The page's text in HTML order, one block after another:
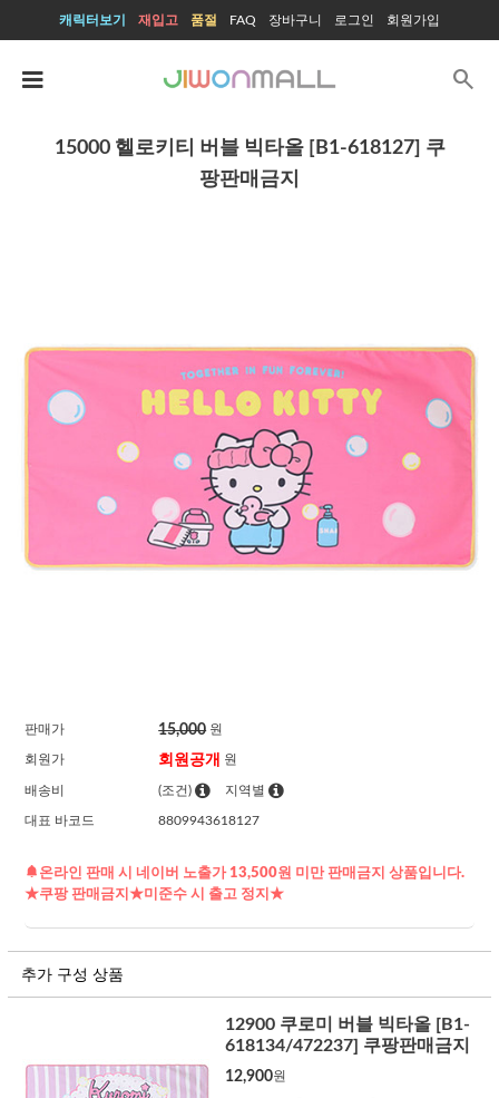
캐릭터보기 재입고 품절 FAQ 장바구니 로그인 회원가입
search
15000 헬로키티 버블 빅타올 [B1-618127] 쿠
팡판매금지
판매가 15,000원
회원가 회원공개 원
배송비 (조건) 지역별
대표 바코드 8809943618127
온라인 판매 시 네이버 노출가 13,500원 미만 판매금지 상품입니다.
★쿠팡 판매금지★미준수 시 출고 정지★
추가 구성 상품
12900 쿠로미 버블 빅타올 [B1-
618134/472237] 쿠팡판매금지
12,900원